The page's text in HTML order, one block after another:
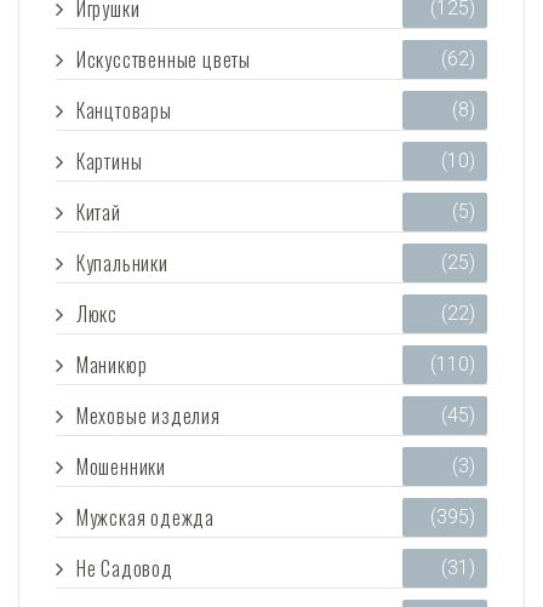
Игрушки (125)
Искусственные цветы (62)
Канцтовары (8)
Картины (10)
Китай (5)
Купальники (25)
Люкс (22)
Маникюр (110)
Меховые изделия (45)
Мошенники (3)
Мужская одежда (395)
Не Садовод (31)